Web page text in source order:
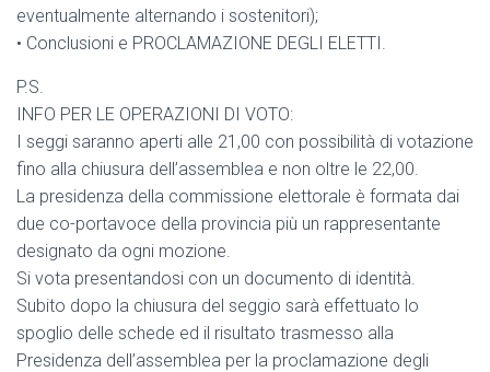
eventualmente alternando i sostenitori);
•⁠ ⁠Conclusioni e PROCLAMAZIONE DEGLI ELETTI.
P.S.
INFO PER LE OPERAZIONI DI VOTO:
I seggi saranno aperti alle 21,00 con possibilità di votazione
fino alla chiusura dell’assemblea e non oltre le 22,00.
La presidenza della commissione elettorale è formata dai
due co-portavoce della provincia più un rappresentante
designato da ogni mozione.
Si vota presentandosi con un documento di identità.
Subito dopo la chiusura del seggio sarà effettuato lo
spoglio delle schede ed il risultato trasmesso alla
Presidenza dell’assemblea per la proclamazione degli